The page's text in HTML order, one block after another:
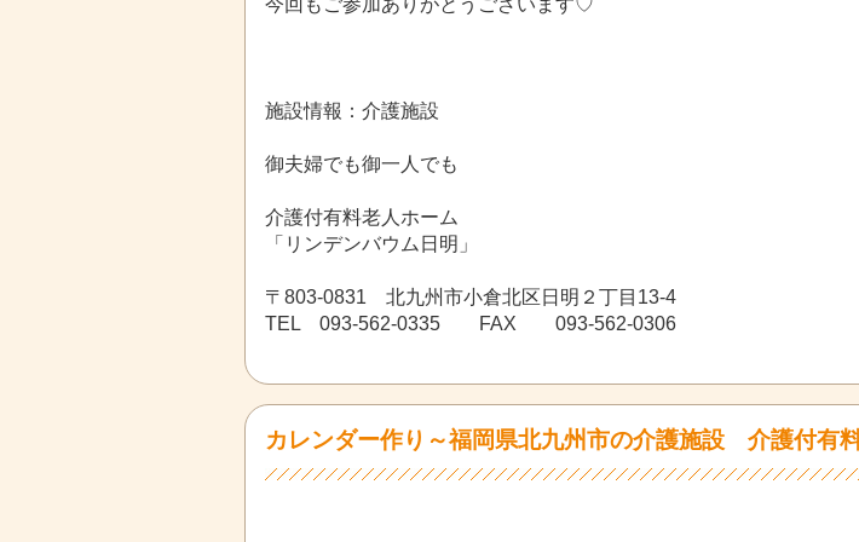
今回もご参加ありがとうございます♡
施設情報：介護施設
御夫婦でも御一人でも
介護付有料老人ホーム
「リンデンバウム日明」
〒803-0831 北九州市小倉北区日明２丁目13-4
TEL 093-562-0335 FAX 093-562-0306
カレンダー作り～福岡県北九州市の介護施設 介護付有